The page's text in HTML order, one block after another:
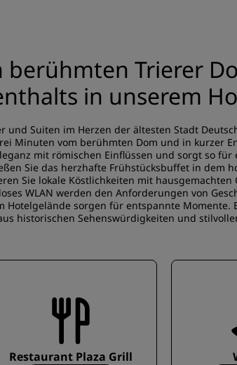
berühmten Trierer
in unserem
und Suiten im Herzen der ältesten Stadt
Minuten vom berühmten Dom und in kurzer
mit römischen Einflüssen und sorgt so für
Sie das herzhafte Frühstücksbuffet in dem
Sie lokale Köstlichkeiten mit hausgemachten
WLAN werden den Anforderungen von
Hotelgelände sorgen für entspannte Momente.
historischen Sehenswürdigkeiten und
Restaurant Plaza Grill